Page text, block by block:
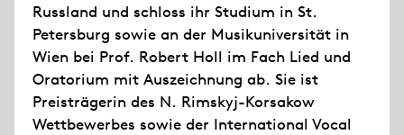
Russland und schloss ihr Studium in St.
Petersburg sowie an der Musikuniversität in
Wien bei Prof. Robert Holl im Fach Lied und
Oratorium mit Auszeichnung ab. Sie ist
Preisträgerin des N. Rimskyj-Korsakow
Wettbewerbes sowie der International Vocal